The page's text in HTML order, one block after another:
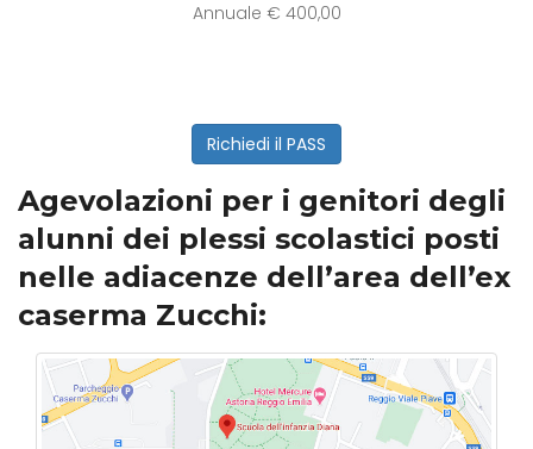
Annuale € 400,00
Richiedi il PASS
Agevolazioni per i genitori degli
alunni dei plessi scolastici posti
nelle adiacenze dell’area dell’ex
caserma Zucchi: